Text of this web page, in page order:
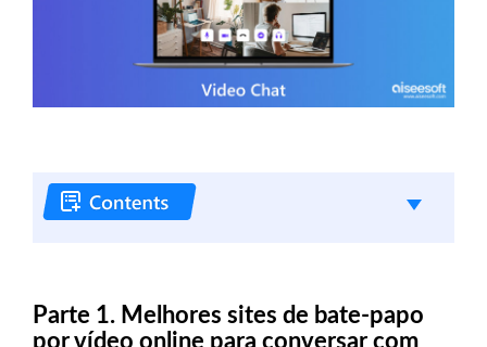
Parte 1. Melhores sites de bate-papo
por vídeo online para conversar com